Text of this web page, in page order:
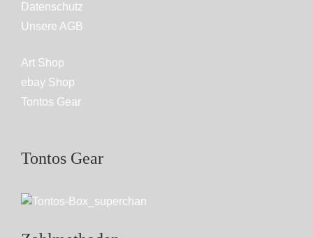
Datenschutz
Unsere AGB
Art Shop
ebay Shop
Tontos Gear
Tontos Gear